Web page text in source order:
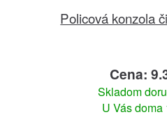
Policová konzola
Cena:
Skladom
U Vás doma